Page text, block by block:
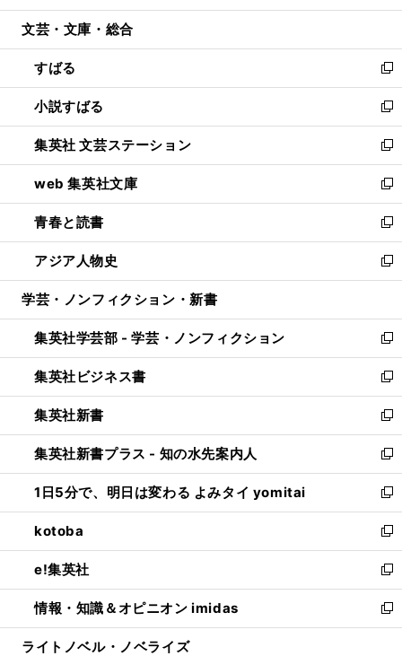
開
ウ
開
く
ン
ウ
で
開
く
ウ
ン
ド
ウ
で
開
く
文芸・文庫・総合
すばる
新
し
い
ウ
ィ
ン
ド
ウ
で
開
く
小説すばる
新
し
い
ウ
ィ
ン
ド
ウ
で
開
集英社 文芸ステーション
新
し
い
ウ
ィ
ン
ド
ウ
開
く
web 集英社文庫
新
し
い
ウ
ィ
ン
ウ
で
開
く
青春と読書
新
し
い
ウ
ン
ド
ウ
で
開
く
アジア人物史
新
し
ウ
ィ
ン
ド
ウ
で
開
く
学芸・ノンフィクション・新書
集英社学芸部 - 学芸・ノンフィクション
新
し
い
ウ
ィ
ン
ド
ウ
で
開
く
集英社ビジネス書
新
し
い
ウ
ィ
ン
ド
ウ
で
開
く
集英社新書
新
し
い
ウ
ィ
ン
ド
ウ
で
開
く
集英社新書プラス - 知の水先案内人
新
し
い
ウ
ィ
ン
ド
ウ
で
開
1日5分で、明日は変わる よみタイ yomitai
新
し
い
ウ
ィ
ン
ド
ウ
kotoba
新
し
い
ウ
ィ
ン
e!集英社
新
し
い
ウ
情報・知識＆オピニオン imidas
新
し
ライトノベル・ノベライズ